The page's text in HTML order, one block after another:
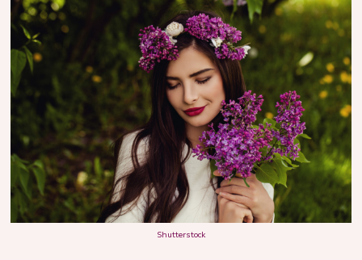
Shutterstock